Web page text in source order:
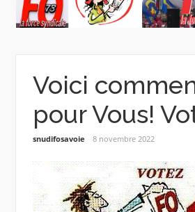
Voici
pour Vous!
snudifosavoie 8 novembre 2022